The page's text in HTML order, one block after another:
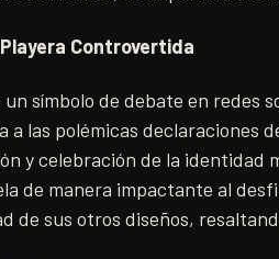
Controvertida
símbolo de debate en redes
a las polémicas declaraciones
y celebración de la identidad
de manera impactante al
de sus otros diseños,